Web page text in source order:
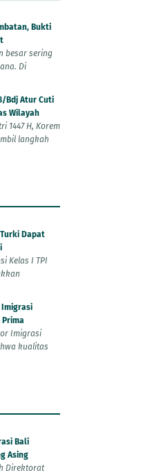
Bukti
besar sering
Di
Bdj Atur Cuti
Wilayah
1447 H, Korem
langkah
Dapat
Kelas I TPI
Imigrasi
Prima
Imigrasi
kualitas
Bali
Asing
Direktorat